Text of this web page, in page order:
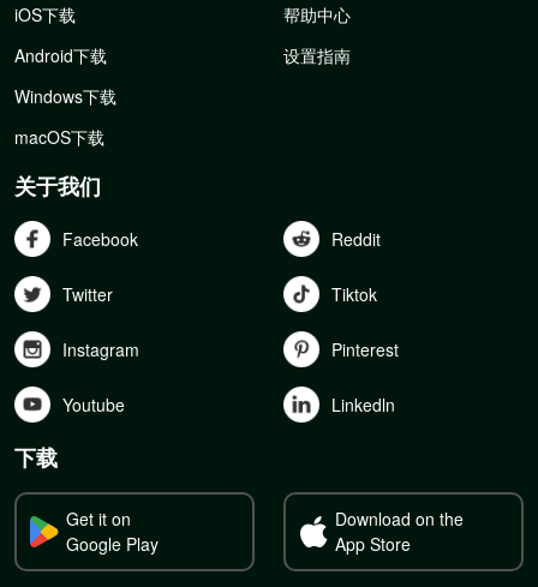
iOS下载
Android下载
Windows下载
macOS下载
帮助中心
设置指南
关于我们
Facebook Reddit
Twitter Tiktok
Instagram Pinterest
Youtube Linkedln
下载
Get it on
Google Play
Download on the
App Store